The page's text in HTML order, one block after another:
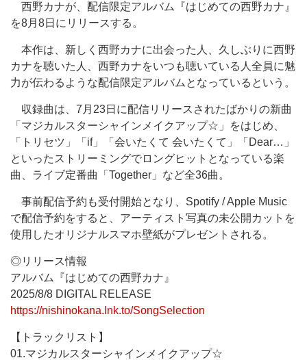
西野カナが、配信限定アルバム『はじめての西野カナ』
を8月8日にリリースする。
本作は、新しく西野カナに出会った人、久しぶりに西野
カナを聴いた人、西野カナをいつも聴いている人全員に魅
力が伝わるような配信限定アルバムとなっているという。
収録曲は、7月23日に配信リリースされたばかりの新曲
「マジカルスターシャインメイクアップ☆」をはじめ、
「トリセツ」「if」「会いたくて 会いたくて」「Dear…」
といったストリーミングでロングヒットとなっている楽
曲、ライブ定番曲「Together」など全36曲。
事前配信予約も受付開始となり、Spotify / Apple Music
で配信予約をすると、アーティスト写真の未公開カットを
使用したオリジナルスマホ壁紙がプレゼントされる。
◎リリース情報
アルバム『はじめての西野カナ』
2025/8/8 DIGITAL RELEASE
https://nishinokana.lnk.to/SongSelection
【トラックリスト】
01.マジカルスターシャインメイクアップ☆